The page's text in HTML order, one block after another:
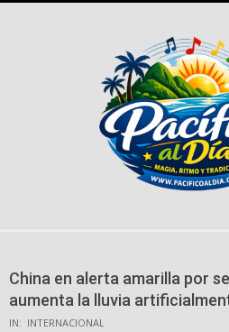
China en alerta amarilla por
aumenta la lluvia
IN: INTERNACIONAL